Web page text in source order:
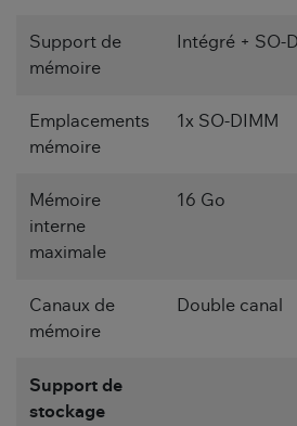
Support de
mémoire
Intégré + SO-
Emplacements
mémoire
1x SO-DIMM
Mémoire
interne
maximale
16 Go
Canaux de
mémoire
Double canal
Support de
stockage